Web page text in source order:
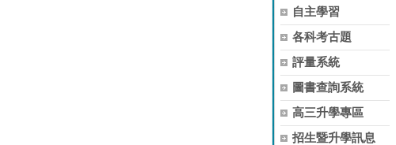
自主學習
各科考古題
評量系統
圖書查詢系統
高三升學專區
招生暨升學訊息